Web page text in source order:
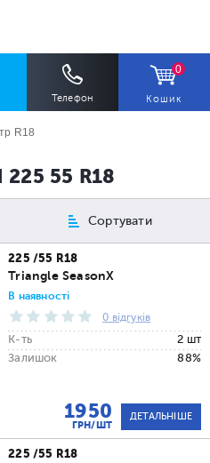
Телефон
0
Кошик
Діаметр
Всі
Кількість
Всі
R18
55 R18
Сортувати
225 /55 R18
Triangle SeasonX
В наявності
0 відгуків
К-ть
2 шт
Залишок
88%
1950
ГРН/ШТ
ДЕТАЛЬНІШЕ
225 /55 R18